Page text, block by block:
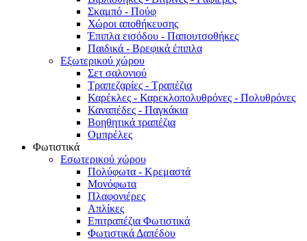
Σκαμπό - Πούφ
Χώροι αποθήκευσης
Έπιπλα εισόδου - Παπουτσοθήκες
Παιδικά - Βρεφικά έπιπλα
Εξωτερικού χώρου
Σετ σαλονιού
Τραπεζαρίες - Τραπέζια
Καρέκλες - Καρεκλοπολυθρόνες - Πολυθρόνες
Καναπέδες - Παγκάκια
Βοηθητικά τραπέζια
Ομπρέλες
Φωτιστικά
Εσωτερικού χώρου
Πολύφωτα - Κρεμαστά
Μονόφωτα
Πλαφονιέρες
Απλίκες
Επιτραπέζια Φωτιστικά
Φωτιστικά Δαπέδου